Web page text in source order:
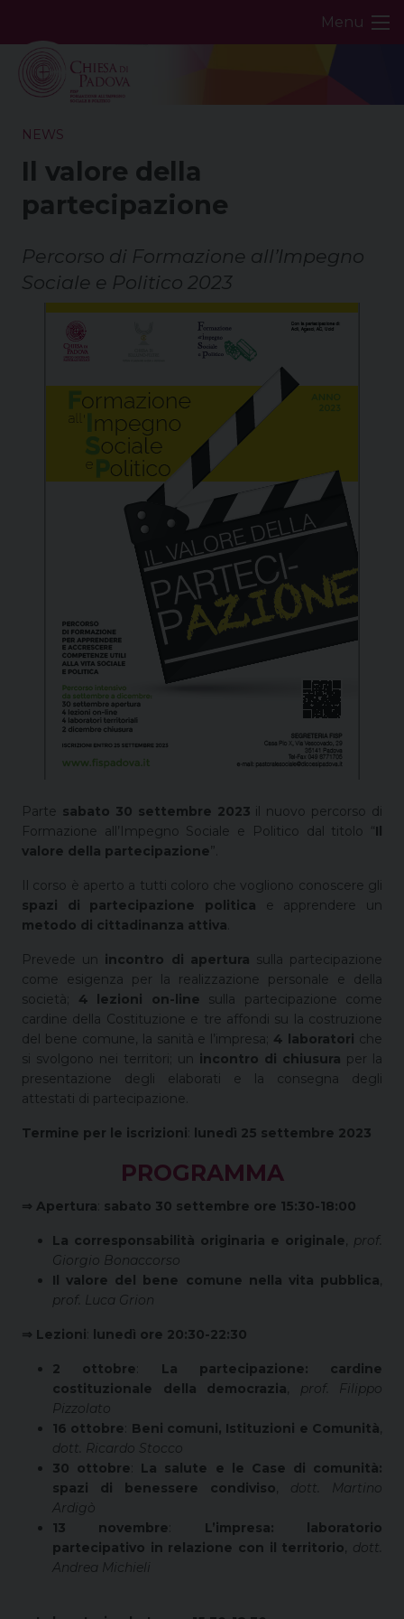
content
Menu
NEWS
Il valore della
partecipazione
Percorso di Formazione all’Impegno
Sociale e Politico 2023
Parte sabato 30 settembre 2023 il nuovo percorso di
Formazione all’Impegno Sociale e Politico dal titolo “Il
valore della partecipazione ”.
Il corso è aperto a tutti coloro che vogliono conoscere gli
spazi di partecipazione politica e apprendere un
metodo di cittadinanza attiva
Prevede un incontro di apertura sulla partecipazione
come esigenza per la realizzazione personale e della
società; 4 lezioni on-line sulla partecipazione come
cardine della Costituzione e tre affondi su la costruzione
del bene comune, la sanità e l’impresa; 4 laboratori che
si svolgono nei territori; un incontro di chiusura per la
presentazione degli elaborati e la consegna degli
attestati di partecipazione.
Termine per le iscrizioni lunedì 25 settembre 2023
PROGRAMMA
⇒ Apertura sabato 30 settembre ore 15:30-18:00
La corresponsabilità originaria e originale
prof.
Giorgio Bonaccorso
Il valore del bene comune nella vita pubblica
prof. Luca Grion
⇒ Lezioni lunedì ore 20:30-22:30
2 ottobre
La partecipazione: cardine
costituzionale della democrazia
prof. Filippo
Pizzolato
16 ottobre Beni comuni, Istituzioni e Comunità
dott. Ricardo Stocco
30 ottobre
La salute e le Case di comunità:
spazi di benessere condiviso
dott. Martino
Ardigò
13 novembre
L’impresa: laboratorio
partecipativo in relazione con il territorio
dott.
Andrea Michieli